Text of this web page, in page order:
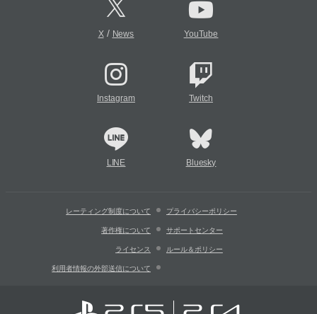
X/ News YouTube
Instagram Twitch
LINE Bluesky
レーティング制度について プライバシーポリシー
著作権について サポートセンター
ライセンス ルール＆ポリシー
利用者情報の外部送信について